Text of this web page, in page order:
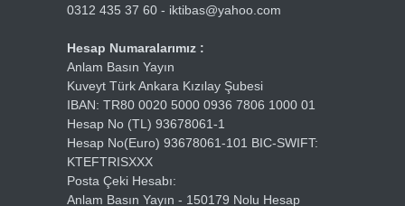
0312 435 37 60 - iktibas@yahoo.com
Hesap Numaralarımız :
Anlam Basın Yayın
Kuveyt Türk Ankara Kızılay Şubesi
IBAN: TR80 0020 5000 0936 7806 1000 01
Hesap No (TL) 93678061-1
Hesap No(Euro) 93678061-101 BIC-SWIFT:
KTEFTRISXXX
Posta Çeki Hesabı:
Anlam Basın Yayın - 150179 Nolu Hesap